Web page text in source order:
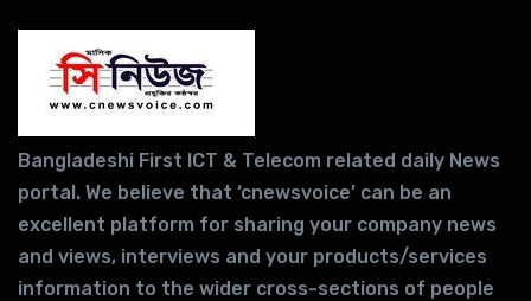
Bangladeshi First ICT & Telecom related daily News
portal. We believe that ‘cnewsvoice’ can be an
excellent platform for sharing your company news
and views, interviews and your products/services
information to the wider cross-sections of people